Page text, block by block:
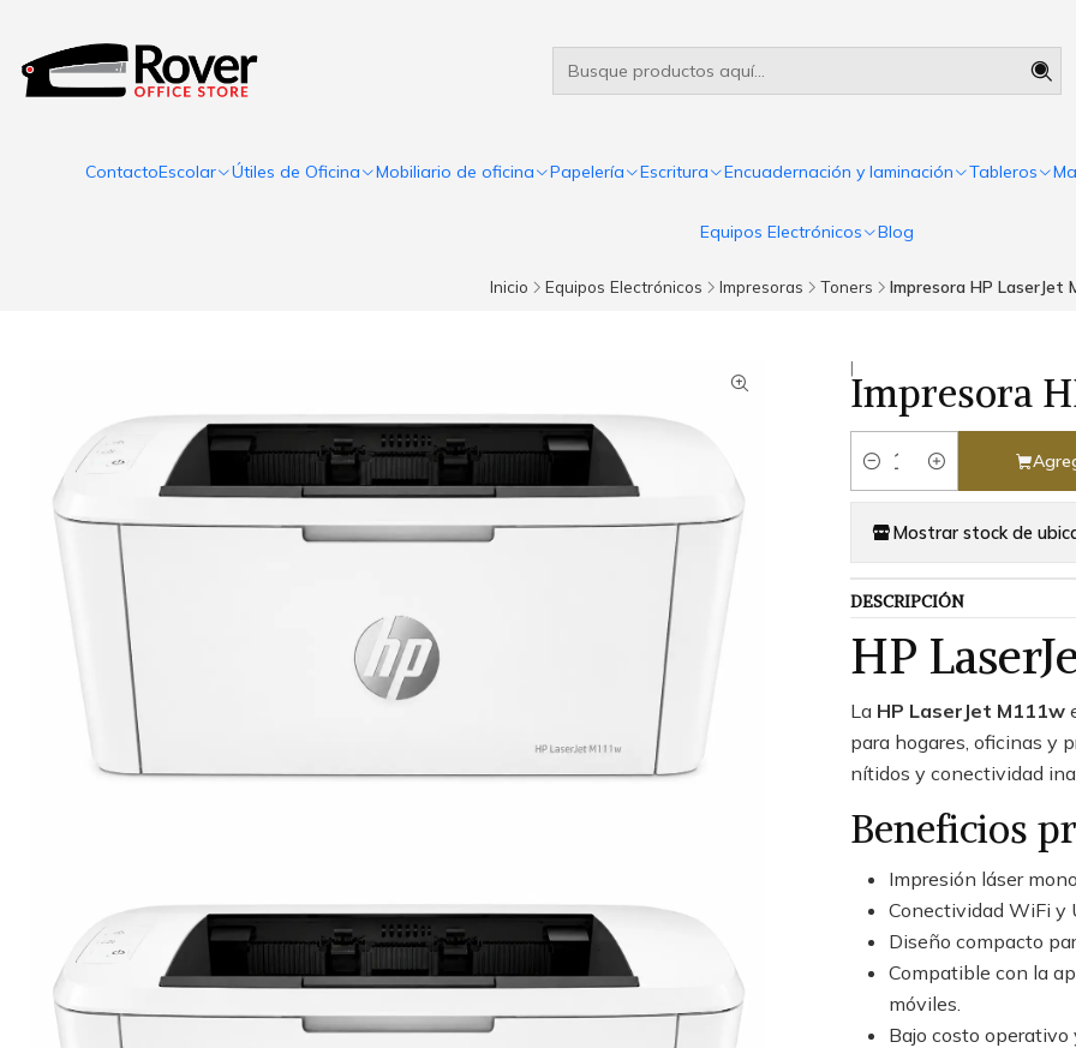
ContactoEscolar Útiles de Oficina Mobiliario de oficina Papelería Escritura Encuadernación y laminación Tableros
Equipos Electrónicos Blog
Inicio Equipos Electrónicos Impresoras Toners Impresora HP LaserJet
|
Impresora
Cantidad
Mostrar stock de
DESCRIPCIÓN
HP
La HP LaserJet M111w
para hogares, oficinas y
nítidos y conectividad
Beneficios
Impresión láser
Conectividad WiFi y
Diseño compacto
Compatible con la
móviles.
Bajo costo